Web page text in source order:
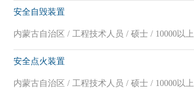
安全自毁装置
内蒙古自治区 / 工程技术人员 / 硕士 / 10000以上
安全点火装置
内蒙古自治区 / 工程技术人员 / 硕士 / 10000以上